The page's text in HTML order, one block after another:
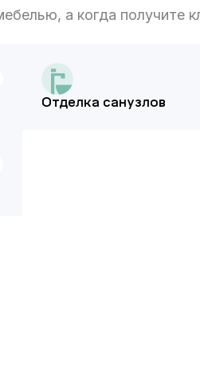
а когда получите
Отделка санузлов